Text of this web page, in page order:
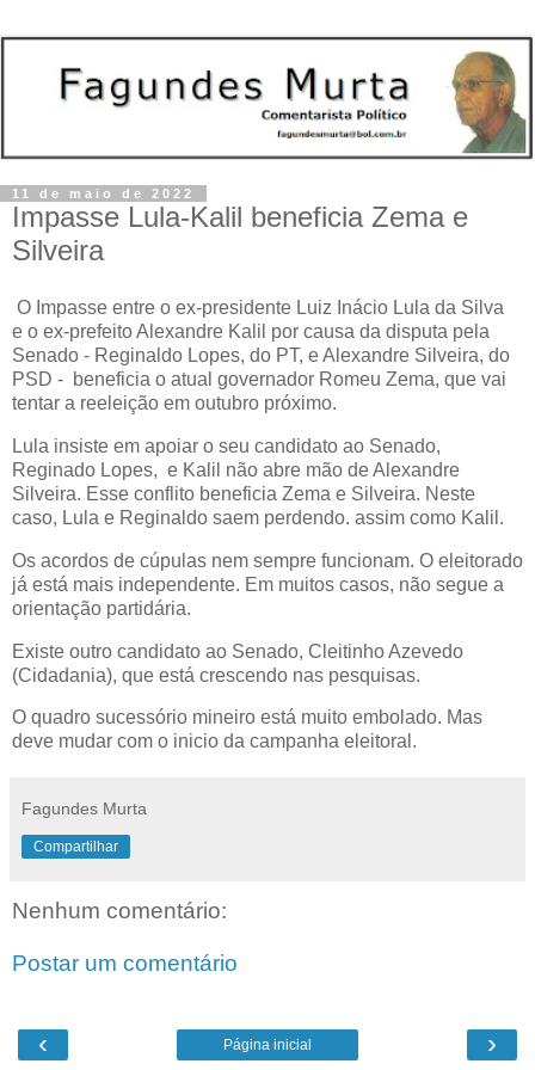
11 de maio de 2022
Impasse Lula-Kalil beneficia Zema e
Silveira
O Impasse entre o ex-presidente Luiz Inácio Lula da Silva
e o ex-prefeito Alexandre Kalil por causa da disputa pela
Senado - Reginaldo Lopes, do PT, e Alexandre Silveira, do
PSD - beneficia o atual governador Romeu Zema, que vai
tentar a reeleição em outubro próximo.
Lula insiste em apoiar o seu candidato ao Senado,
Reginado Lopes, e Kalil não abre mão de Alexandre
Silveira. Esse conflito beneficia Zema e Silveira. Neste
caso, Lula e Reginaldo saem perdendo. assim como Kalil.
Os acordos de cúpulas nem sempre funcionam. O eleitorado
já está mais independente. Em muitos casos, não segue a
orientação partidária.
Existe outro candidato ao Senado, Cleitinho Azevedo
(Cidadania), que está crescendo nas pesquisas.
O quadro sucessório mineiro está muito embolado. Mas
deve mudar com o inicio da campanha eleitoral.
Fagundes Murta
Compartilhar
Nenhum comentário:
Postar um comentário
‹ ›
Página inicial